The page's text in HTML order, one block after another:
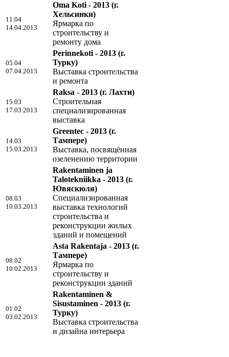
11.04
14.04.2013
Oma Koti - 2013 (г.
Хельсинки)
Ярмарка по
строительству и
ремонту дома
05.04
07.04.2013
Perinnekoti - 2013 (г.
Турку)
Выставка строительства
и ремонта
15.03
17.03.2013
Raksa - 2013 (г. Лахти)
Строительная
специализированная
выставка
14.03
15.03.2013
Greentec - 2013 (г.
Тампере)
Выставка, посвящённая
озеленению территории
08.03
10.03.2013
Rakentaminen ja
Talotekniikka - 2013 (г.
Ювяскюля)
Специализированная
выставка технологий
строительства и
реконструкции жилых
зданий и помещений
08.02
10.02.2013
Asta Rakentaja - 2013 (г.
Тампере)
Ярмарка по
строительству и
реконструкции зданий
01.02
03.02.2013
Rakentaminen &
Sisustaminen - 2013 (г.
Турку)
Выставка строительства
и дизайна интерьера